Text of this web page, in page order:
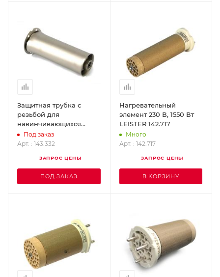
Защитная трубка с
резьбой для
навинчивающихся
насадок LEISTER 143.332
Под заказ
Арт. : 143.332
ЗАПРОС ЦЕНЫ
ПОД ЗАКАЗ
Нагревательный
элемент 230 В, 1550 Вт
LEISTER 142.717
Много
Арт. : 142.717
ЗАПРОС ЦЕНЫ
В КОРЗИНУ